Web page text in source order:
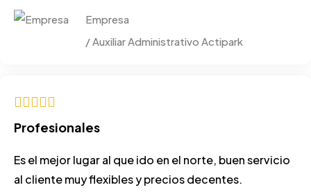
Empresa
/ Auxiliar Administrativo Actipark
Profesionales
Es el mejor lugar al que ido en el norte, buen servicio
al cliente muy flexibles y precios decentes.